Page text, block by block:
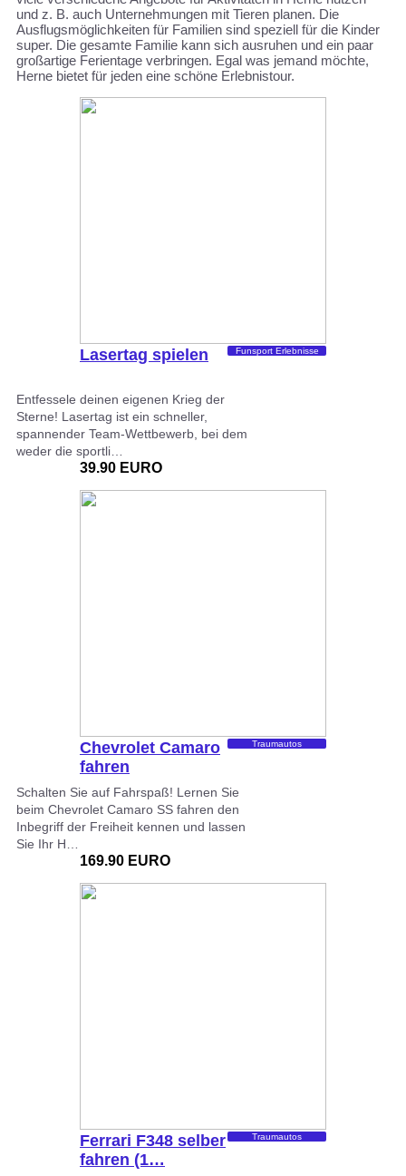
und z. B. auch Unternehmungen mit Tieren planen. Die
Ausflugsmöglichkeiten für Familien sind speziell für die Kinder
super. Die gesamte Familie kann sich ausruhen und ein paar
großartige Ferientage verbringen. Egal was jemand möchte,
Herne bietet für jeden eine schöne Erlebnistour.
Lasertag spielen Funsport Erlebnisse
Entfessele deinen eigenen Krieg der
Sterne! Lasertag ist ein schneller,
spannender Team-Wettbewerb, bei dem
weder die sportli…
39.90 EURO
Chevrolet Camaro
fahren
Traumautos
Schalten Sie auf Fahrspaß! Lernen Sie
beim Chevrolet Camaro SS fahren den
Inbegriff der Freiheit kennen und lassen
Sie Ihr H…
169.90 EURO
Ferrari F348 selber
fahren (1…
Traumautos